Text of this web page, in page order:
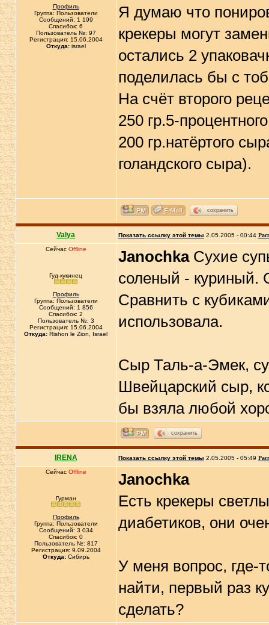
Профиль
Группа: Пользователи
Сообщений: 1 199
Спасибок: 6
Пользователь №: 97
Регистрация: 15.06.2004
Откуда:israel
Я думаю что
крекеры могут
остались 2
поделилась бы с
На счёт второго
250 гр.5-
200 гр.натёртого
голандского сыра).
сохранить
Valya Показать ссылку этой темы 2.05.2005 - 00:44
Сейчас Offline
Гуд-кукинец
Профиль
Группа: Пользователи
Сообщений: 1 856
Спасибок: 2
Пользователь №: 3
Регистрация: 15.06.2004
Откуда: Rishon le Zion, Israel
JanochkaСухие
соленый - куриный.
Сравнить с
использовала.
Сыр Таль-а-Эмек,
Швейцарский сыр,
бы взяла любой
сохранить
IRENA Показать ссылку этой темы 2.05.2005 - 05:49
Сейчас Offline
Гурман
Профиль
Группа: Пользователи
Сообщений: 3 034
Спасибок: 0
Пользователь №: 817
Регистрация: 9.09.2004
Откуда:Сибирь
Janochka
Есть крекеры
диабетиков, они
У меня вопрос, где-
найти, первый раз
сделать?